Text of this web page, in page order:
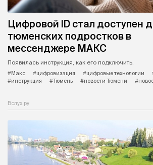
Цифровой ID стал доступен
тюменских подростков в
мессенджере МАКС
Появилась инструкция, как его подключить.
#Макс
#цифровизация #цифровые технологии
#инструкция
#Тюмень #новости Тюмени
Вслух.ру